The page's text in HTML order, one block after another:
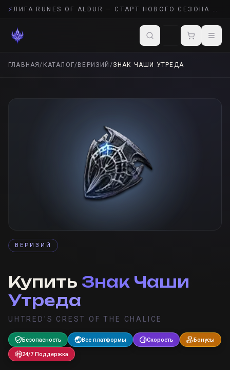
⚡ ЛИГА RUNES OF ALDUR — СТАРТ НОВОГО СЕЗОНА POE 2
ГЛАВНАЯ/ КАТАЛОГ/ ВЕРИЗИЙ /ЗНАК ЧАШИ УТРЕДА
ВЕРИЗИЙ
Купить Знак Чаши
Утреда
UHTRED'S CREST OF THE CHALICE
Безопасность Все платформы Скорость Бонусы
24/7 Поддержка